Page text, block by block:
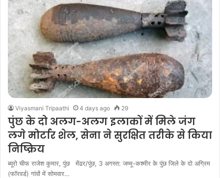
Viyasmani Tripaathi 4 days ago 29
पुंछ के दो अलग-अलग इलाकों में मिले जंग
लगे मोर्टार शेल, सेना ने सुरक्षित तरीके से किया
निष्क्रिय
ब्यूरो चीफ राजेश कुमार, पुंछ मेंढर/पूंछ, 3 अगस्त: जम्मू-कश्मीर के पुंछ जिले के दो अग्रिम
(फॉरवर्ड) गांवों में सोमवार…